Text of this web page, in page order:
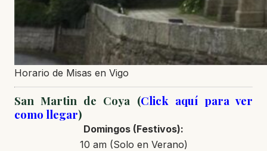
Horario de Misas en Vigo
San Martin de Coya (Click aquí para ver
como llegar)
Domingos (Festivos):
10 am (Solo en Verano)